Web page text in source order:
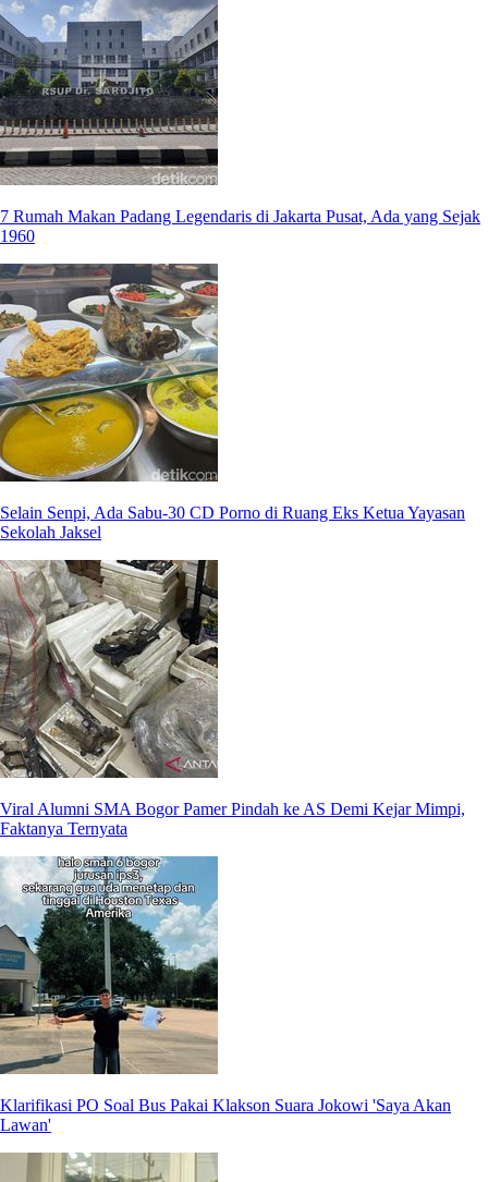
7 Rumah Makan Padang Legendaris di Jakarta Pusat, Ada yang Sejak
1960
Selain Senpi, Ada Sabu-30 CD Porno di Ruang Eks Ketua Yayasan
Sekolah Jaksel
Viral Alumni SMA Bogor Pamer Pindah ke AS Demi Kejar Mimpi,
Faktanya Ternyata
Klarifikasi PO Soal Bus Pakai Klakson Suara Jokowi 'Saya Akan
Lawan'